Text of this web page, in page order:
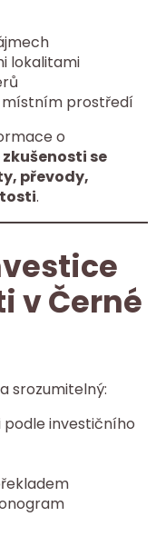
lokalitami
místním prostředí
o
se
převody,
.
v Černé
srozumitelný:
investičního